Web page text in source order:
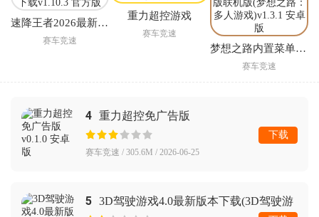
速降王者2026最新下载
赛车竞速
重力超控游戏
赛车竞速
梦想之路内置菜单版联机版(梦想之路：多人游戏)
赛车竞速
4 重力超控免广告版
赛车竞速 / 305.6M / 2026-06-25
下载
5 3D驾驶游戏4.0最新版本下载(3D驾驶游